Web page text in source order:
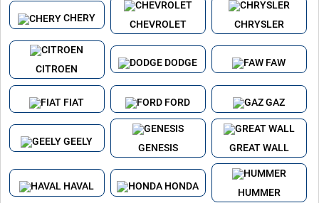
CHERY
CHEVROLET CHRYSLER
CITROEN
DODGE FAW
FIAT FORD GAZ
GEELY
GENESIS GREAT WALL
HAVAL HONDA
HUMMER